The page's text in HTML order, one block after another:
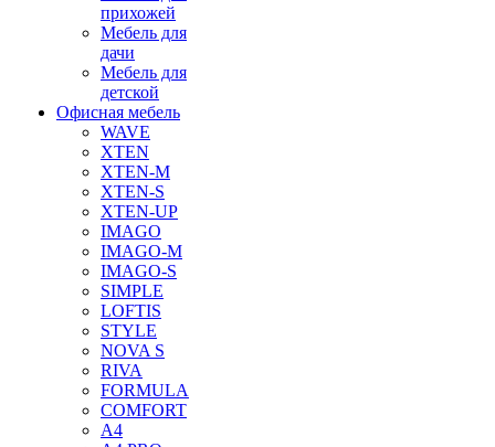
прихожей
Мебель для
дачи
Мебель для
детской
Офисная мебель
WAVE
XTEN
XTEN-M
XTEN-S
XTEN-UP
IMAGO
IMAGO-M
IMAGO-S
SIMPLE
LOFTIS
STYLE
NOVA S
RIVA
FORMULA
COMFORT
A4